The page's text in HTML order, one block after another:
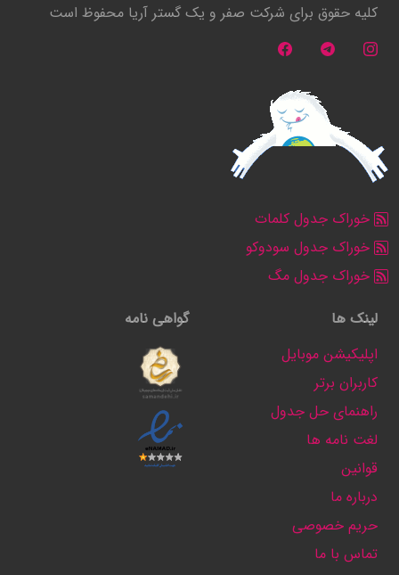
کلیه حقوق برای شرکت صفر و یک گستر آریا محفوظ است
خوراک جدول کلمات
خوراک جدول سودوکو
خوراک جدول مگ
لینک ها
اپلیکیشن موبایل
کاربران برتر
راهنمای حل جدول
لغت نامه ها
قوانین
درباره ما
حریم خصوصی
تماس با ما
گواهی نامه